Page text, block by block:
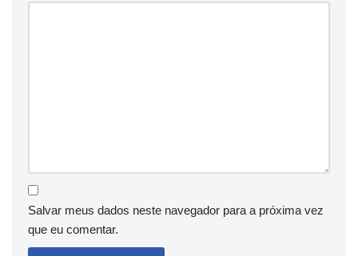
Salvar meus dados neste navegador para a próxima vez
que eu comentar.